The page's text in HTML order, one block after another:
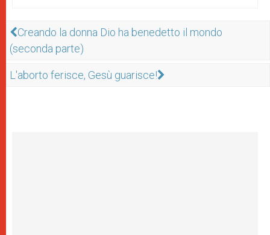
Creando la donna Dio ha benedetto il mondo
(seconda parte)
L'aborto ferisce, Gesù guarisce!